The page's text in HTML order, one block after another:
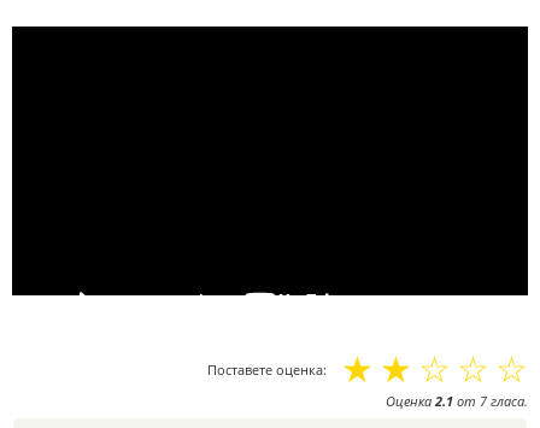
Поставете оценка: ☆
☆
☆
☆
☆
Оценка 2.1 от 7 гласа.